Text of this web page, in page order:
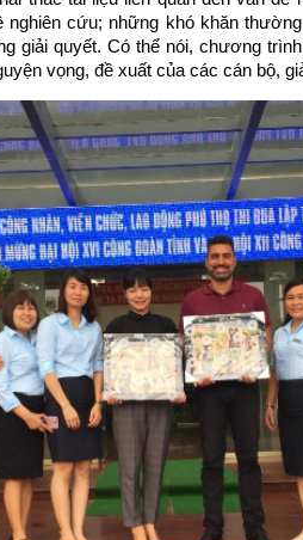
nghiên cứu; những khó khăn
giải quyết. Có thể nói, chương
vọng, đề xuất của các cán bộ,